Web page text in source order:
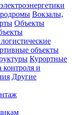
Вокзалы,
Объекты
объекты
Курортные
контроля и
Другие